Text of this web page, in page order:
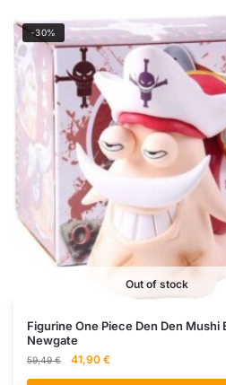
-30%
Out of stock
Figurine One Piece Den Den Mushi
Newgate
59,49€
Le
prix
41,90 €Le
prix